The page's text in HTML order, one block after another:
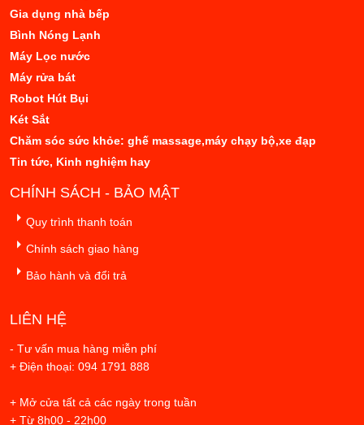
Gia dụng nhà bếp
Bình Nóng Lạnh
Máy Lọc nước
Máy rửa bát
Robot Hút Bụi
Két Sắt
Chăm sóc sức khỏe: ghế massage,máy chạy bộ,xe đạp
Tin tức, Kinh nghiệm hay
CHÍNH SÁCH - BẢO MẬT
Quy trình thanh toán
Chính sách giao hàng
Bảo hành và đổi trả
LIÊN HỆ
- Tư vấn mua hàng miễn phí
+ Điện thoại: 094 1791 888
+ Mở cửa tất cả các ngày trong tuần
+ Từ 8h00 - 22h00